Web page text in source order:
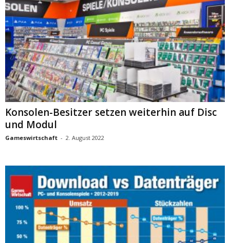
Konsolen-Besitzer setzen weiterhin auf Disc
und Modul
Gameswirtschaft - 2. August 2022